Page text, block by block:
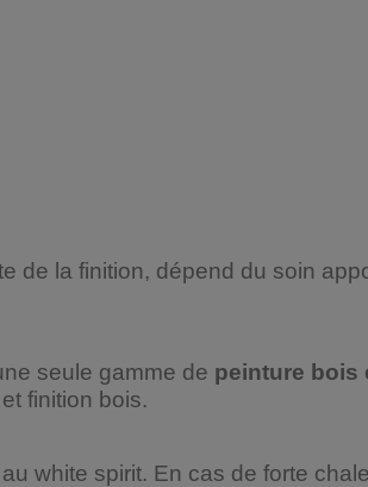
de la finition, dépend du soin
seule gamme de peinture bois
finition bois.
white spirit. En cas de forte